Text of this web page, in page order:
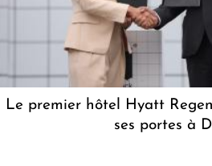
Le premier hôtel Hyatt
ses portes à